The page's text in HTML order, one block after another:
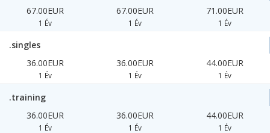
67.00EUR
1 Év
67.00EUR
1 Év
71.00EUR
1 Év
.singles
36.00EUR
1 Év
36.00EUR
1 Év
44.00EUR
1 Év
.training
36.00EUR
1 Év
36.00EUR
1 Év
44.00EUR
1 Év